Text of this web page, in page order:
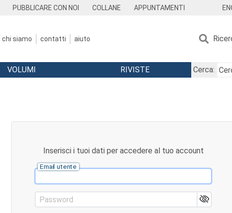
PUBBLICARE CON NOI COLLANE APPUNTAMENTI
chi siamo contatti aiuto
VOLUMI RIVISTE
Cerca:
Inserisci i tuoi dati per accedere al tuo account
Email utente
Password